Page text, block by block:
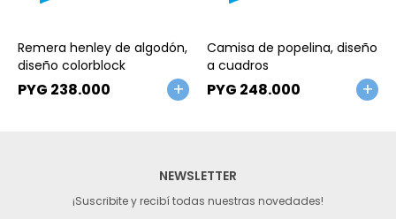
Remera henley de algodón,
diseño colorblock
PYG 238.000
Camisa de popelina, diseño
a cuadros
PYG 248.000
NEWSLETTER
¡Suscribite y recibí todas nuestras novedades!